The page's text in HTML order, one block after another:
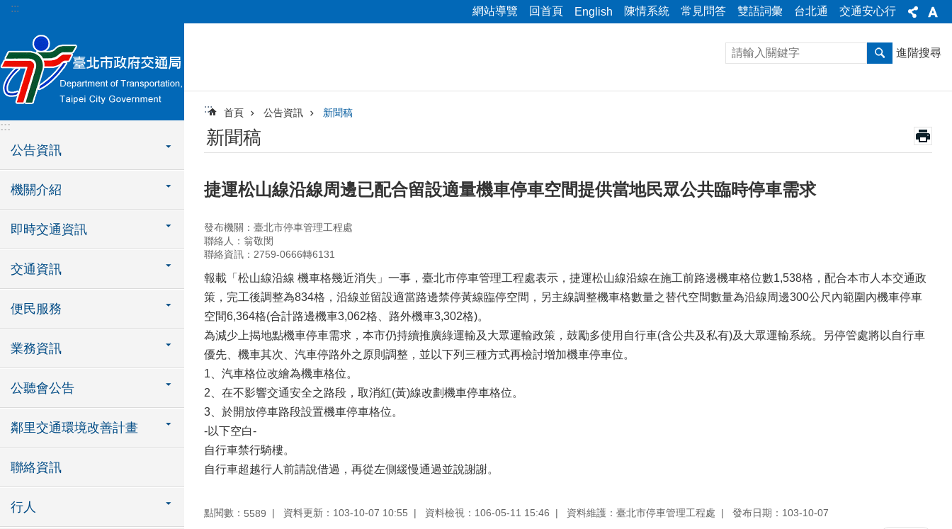
跳到主要內容區塊
::: 網站導覽 回首頁 English 陳情系統 常見問答 雙語詞彙 台北通 交通安心行
:::
公告資訊
機關介紹
即時交通資訊
交通資訊
便民服務
業務資訊
公聽會公告
鄰里交通環境改善計畫
聯絡資訊
行人
進階搜尋
::: 首頁 公告資訊 新聞稿
新聞稿
捷運松山線沿線周邊已配合留設適量機車停車空間提供當地民眾公共臨時停車需求
發布機關：臺北市停車管理工程處
聯絡人：翁敬閔
聯絡資訊：2759-0666轉6131
報載「松山線沿線 機車格幾近消失」一事，臺北市停車管理工程處表示，捷運松山線沿線在施工前路邊機車格位數1,538格，配合本市人本交通政
策，完工後調整為834格，沿線並留設適當路邊禁停黃線臨停空間，另主線調整機車格數量之替代空間數量為沿線周邊300公尺內範圍內機車停車
空間6,364格(合計路邊機車3,062格、路外機車3,302格)。
為減少上揭地點機車停車需求，本市仍持續推廣綠運輸及大眾運輸政策，鼓勵多使用自行車(含公共及私有)及大眾運輸系統。另停管處將以自行車
優先、機車其次、汽車停路外之原則調整，並以下列三種方式再檢討增加機車停車位。
1、汽車格位改繪為機車格位。
2、在不影響交通安全之路段，取消紅(黃)線改劃機車停車格位。
3、於開放停車路段設置機車停車格位。
-以下空白-
自行車禁行騎樓。
自行車超越行人前請說借過，再從左側緩慢通過並說謝謝。
點閱數： 5589 資料更新：103-10-07 10:55 資料檢視：106-05-11 15:46 資料維護：臺北市停車管理工程處 發布日期：103-10-07